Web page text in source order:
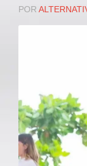
Internacional
Twitter
Instagram
Registro ISSN:
POR